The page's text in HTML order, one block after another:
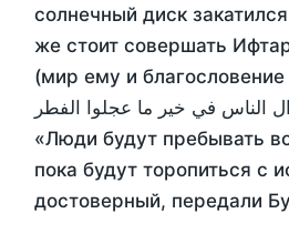
солнечный диск
же стоит совершать
(мир ему и благословение
الناس في خير ما عجلوا الفطر
«Люди будут пребывать
пока будут торопиться с
достоверный, передали